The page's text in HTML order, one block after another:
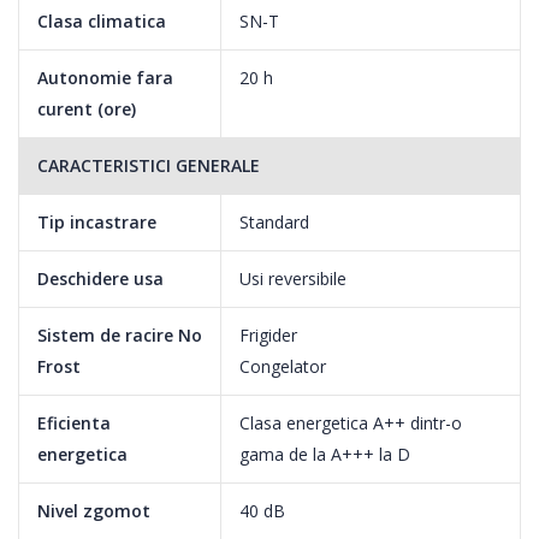
ACTIVE FRESH BLUE LIGHT
Clasa climatica SN-T
Autonomie fara
curent (ore)
20 h
CARACTERISTICI GENERALE
Tip incastrare Standard
Deschidere usa Usi reversibile
Sistem de racire No
Frost
Frigider
Congelator
Eficienta
energetica
Clasa energetica A++ dintr-o
gama de la A+++ la D
Nivel zgomot 40 dB